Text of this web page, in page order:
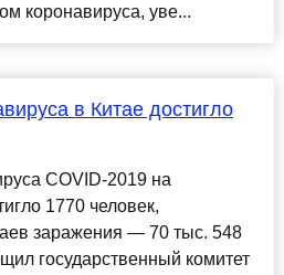
коронавируса, уве...
в Китае достигло
COVID-2019 на
1770 человек,
заражения — 70 тыс. 548
государственный комитет